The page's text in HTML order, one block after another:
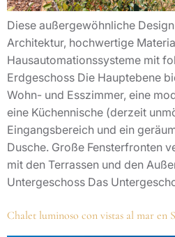
Diese außergewöhnliche
Architektur, hochwertige
Hausautomationssysteme mit
Erdgeschoss Die Hauptebene
Wohn- und Esszimmer, eine
eine Küchennische (derzeit
Eingangsbereich und ein
Dusche. Große Fensterfronten
mit den Terrassen und den
Untergeschoss Das
Chalet luminoso con vistas al mar en